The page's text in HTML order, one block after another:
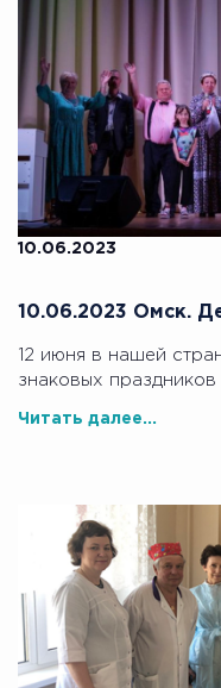
10.06.2023
10.06.2023 Омск.
12 июня в нашей
знаковых праздников
Читать далее...